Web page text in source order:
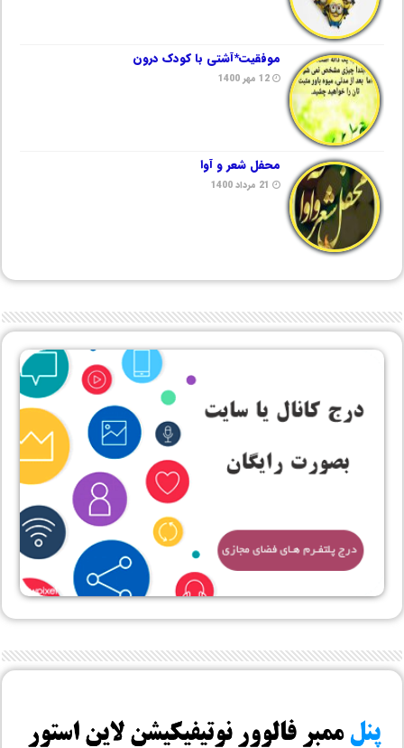
موفقیت*آشتی با کودک درون
12 مهر 1400
محفل شعر و آوا
21 مرداد 1400